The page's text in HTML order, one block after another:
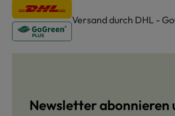
Versand durch DHL -
Newsletter abonnieren